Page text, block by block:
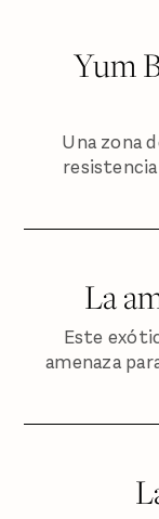
Yum
Una zona
La
Este
amenaza